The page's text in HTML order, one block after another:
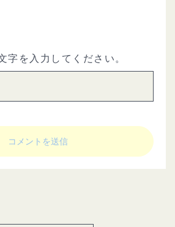
字を入力してください。